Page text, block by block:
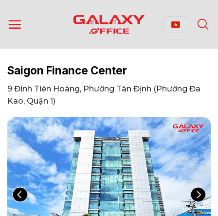
qua
nội
Saigon Finance Center
9 Đinh Tiên Hoàng, Phường Tân Định (Phường Đa
Kao, Quận 1)